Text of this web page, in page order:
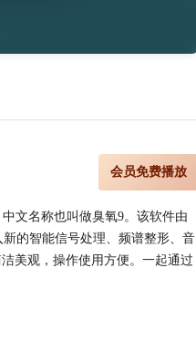
会员免费播放
文名称也叫做臭氧9。该软件由
的智能信号处理、频谱整形、音
美观，操作使用方便。一起通过